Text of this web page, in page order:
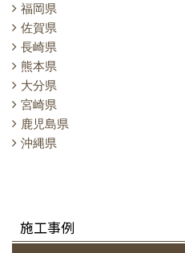
福岡県
佐賀県
長崎県
熊本県
大分県
宮崎県
鹿児島県
沖縄県
施工事例